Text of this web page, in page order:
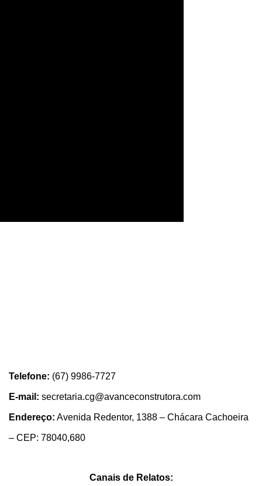
Telefone: (67) 9986-7727
E-mail: secretaria.cg@avanceconstrutora.com
Endereço: Avenida Redentor, 1388 – Chácara Cachoeira
– CEP: 78040,680
Canais de Relatos: